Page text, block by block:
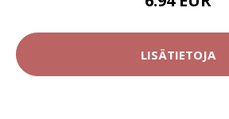
LISÄTIETOJA